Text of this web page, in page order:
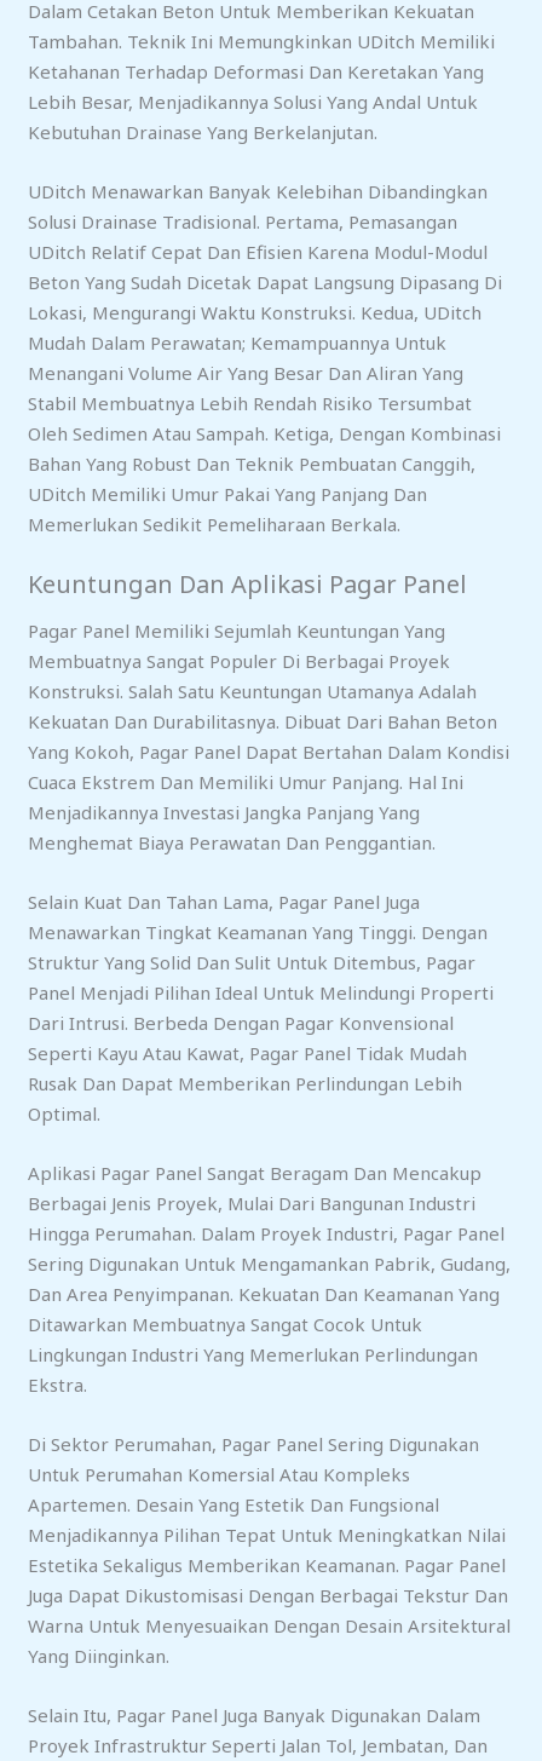
Dalam Cetakan Beton Untuk Memberikan Kekuatan
Tambahan. Teknik Ini Memungkinkan UDitch Memiliki
Ketahanan Terhadap Deformasi Dan Keretakan Yang
Lebih Besar, Menjadikannya Solusi Yang Andal Untuk
Kebutuhan Drainase Yang Berkelanjutan.
UDitch Menawarkan Banyak Kelebihan Dibandingkan
Solusi Drainase Tradisional. Pertama, Pemasangan
UDitch Relatif Cepat Dan Efisien Karena Modul-Modul
Beton Yang Sudah Dicetak Dapat Langsung Dipasang Di
Lokasi, Mengurangi Waktu Konstruksi. Kedua, UDitch
Mudah Dalam Perawatan; Kemampuannya Untuk
Menangani Volume Air Yang Besar Dan Aliran Yang
Stabil Membuatnya Lebih Rendah Risiko Tersumbat
Oleh Sedimen Atau Sampah. Ketiga, Dengan Kombinasi
Bahan Yang Robust Dan Teknik Pembuatan Canggih,
UDitch Memiliki Umur Pakai Yang Panjang Dan
Memerlukan Sedikit Pemeliharaan Berkala.
Keuntungan Dan Aplikasi Pagar Panel
Pagar Panel Memiliki Sejumlah Keuntungan Yang
Membuatnya Sangat Populer Di Berbagai Proyek
Konstruksi. Salah Satu Keuntungan Utamanya Adalah
Kekuatan Dan Durabilitasnya. Dibuat Dari Bahan Beton
Yang Kokoh, Pagar Panel Dapat Bertahan Dalam Kondisi
Cuaca Ekstrem Dan Memiliki Umur Panjang. Hal Ini
Menjadikannya Investasi Jangka Panjang Yang
Menghemat Biaya Perawatan Dan Penggantian.
Selain Kuat Dan Tahan Lama, Pagar Panel Juga
Menawarkan Tingkat Keamanan Yang Tinggi. Dengan
Struktur Yang Solid Dan Sulit Untuk Ditembus, Pagar
Panel Menjadi Pilihan Ideal Untuk Melindungi Properti
Dari Intrusi. Berbeda Dengan Pagar Konvensional
Seperti Kayu Atau Kawat, Pagar Panel Tidak Mudah
Rusak Dan Dapat Memberikan Perlindungan Lebih
Optimal.
Aplikasi Pagar Panel Sangat Beragam Dan Mencakup
Berbagai Jenis Proyek, Mulai Dari Bangunan Industri
Hingga Perumahan. Dalam Proyek Industri, Pagar Panel
Sering Digunakan Untuk Mengamankan Pabrik, Gudang,
Dan Area Penyimpanan. Kekuatan Dan Keamanan Yang
Ditawarkan Membuatnya Sangat Cocok Untuk
Lingkungan Industri Yang Memerlukan Perlindungan
Ekstra.
Di Sektor Perumahan, Pagar Panel Sering Digunakan
Untuk Perumahan Komersial Atau Kompleks
Apartemen. Desain Yang Estetik Dan Fungsional
Menjadikannya Pilihan Tepat Untuk Meningkatkan Nilai
Estetika Sekaligus Memberikan Keamanan. Pagar Panel
Juga Dapat Dikustomisasi Dengan Berbagai Tekstur Dan
Warna Untuk Menyesuaikan Dengan Desain Arsitektural
Yang Diinginkan.
Selain Itu, Pagar Panel Juga Banyak Digunakan Dalam
Proyek Infrastruktur Seperti Jalan Tol, Jembatan, Dan